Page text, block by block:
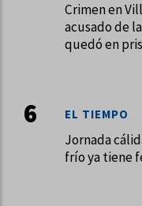
Crimen en
acusado de
quedó en
Jornada
frío ya tiene
EL TIEMPO